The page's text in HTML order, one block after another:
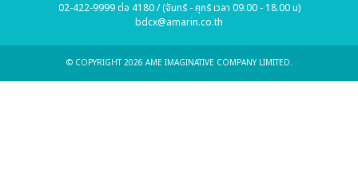
02-422-9999 ต่อ 4180 / (จันทร์ - ศุกร์ เวลา 09.00 - 18.00 น)
bdcx@amarin.co.th
© COPYRIGHT 2026 AME IMAGINATIVE COMPANY LIMITED.